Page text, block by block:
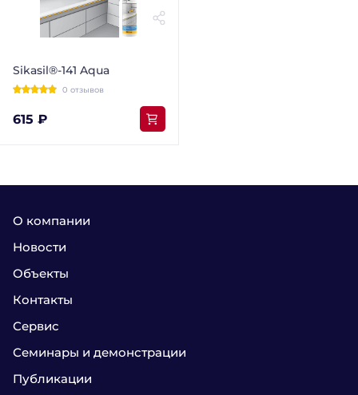
Sikasil®-141 Aqua
0 отзывов
615 ₽
О компании
Новости
Объекты
Контакты
Сервис
Семинары и демонстрации
Публикации